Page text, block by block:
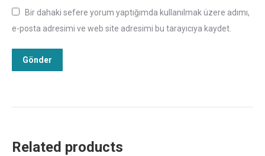
Bir dahaki sefere yorum yaptığımda kullanılmak üzere adımı,
e-posta adresimi ve web site adresimi bu tarayıcıya kaydet.
Related products